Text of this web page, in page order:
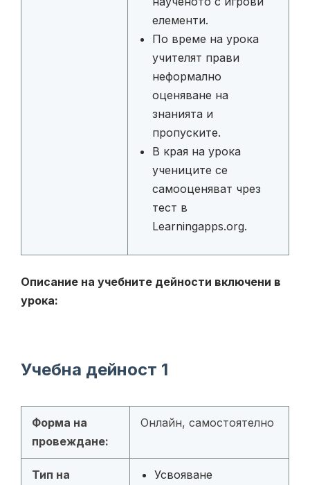
елементи.
По време на урока
учителят прави
неформално
оценяване на
знанията и
пропуските.
В края на урока
учениците се
самооценяват чрез
тест в
Learningapps.org.
Описание на учебните дейности включени в
урока:
Учебна дейност 1
Форма на
провеждане:
Онлайн, самостоятелно
Тип на
Усвояване